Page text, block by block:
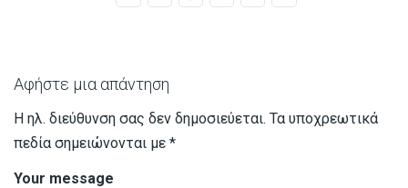
Αφήστε μια απάντηση
Η ηλ. διεύθυνση σας δεν δημοσιεύεται. Τα υποχρεωτικά
πεδία σημειώνονται με *
Your message